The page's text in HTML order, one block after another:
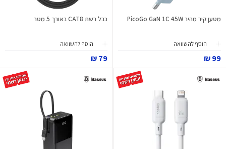
מטען קיר מהיר PicoGo GaN 1C 45W
הוסף להשוואה
99 ₪
כבל רשת CAT8 באורך 5 מטר
הוסף להשוואה
79 ₪